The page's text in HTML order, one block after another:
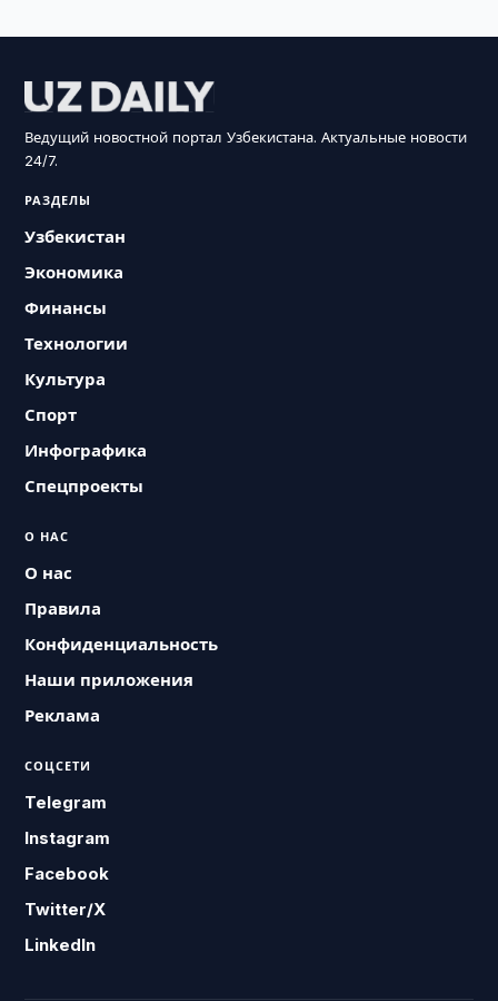
Ведущий новостной портал Узбекистана. Актуальные новости
24/7.
РАЗДЕЛЫ
Узбекистан
Экономика
Финансы
Технологии
Культура
Спорт
Инфографика
Спецпроекты
О НАС
О нас
Правила
Конфиденциальность
Наши приложения
Реклама
СОЦСЕТИ
Telegram
Instagram
Facebook
Twitter/X
LinkedIn